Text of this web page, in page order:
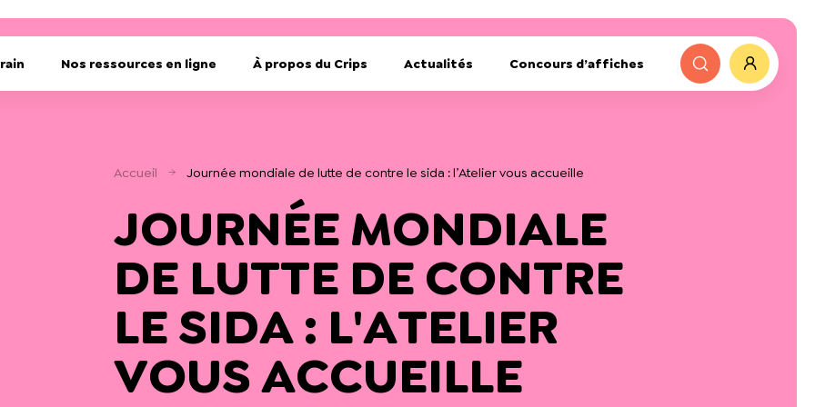
Nos ressources en ligne À propos du Crips Actualités Concours d’affiches
Accueil Journée mondiale de lutte de contre le sida : l’Atelier vous accueille
JOURNÉE MONDIALE
DE LUTTE DE CONTRE
LE SIDA : L'ATELIER
VOUS ACCUEILLE